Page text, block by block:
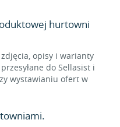
hurtowni
opisy i warianty
do Sellasist i
wystawianiu ofert w